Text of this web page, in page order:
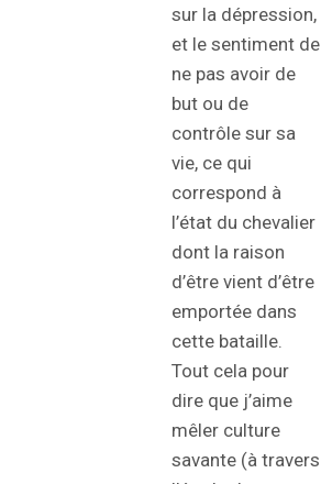
sur la dépression,
et le sentiment de
ne pas avoir de
but ou de
contrôle sur sa
vie, ce qui
correspond à
l’état du chevalier
dont la raison
d’être vient d’être
emportée dans
cette bataille.
Tout cela pour
dire que j’aime
mêler culture
savante (à travers